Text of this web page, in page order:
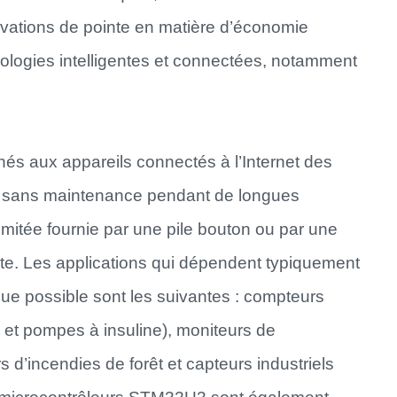
de pointe en matière d’économie
intelligentes et connectées, notamment
aux appareils connectés à l’Internet des
maintenance pendant de longues
fournie par une pile bouton ou par une
Les applications qui dépendent typiquement
possible sont les suivantes : compteurs
pompes à insuline), moniteurs de
de forêt et capteurs industriels